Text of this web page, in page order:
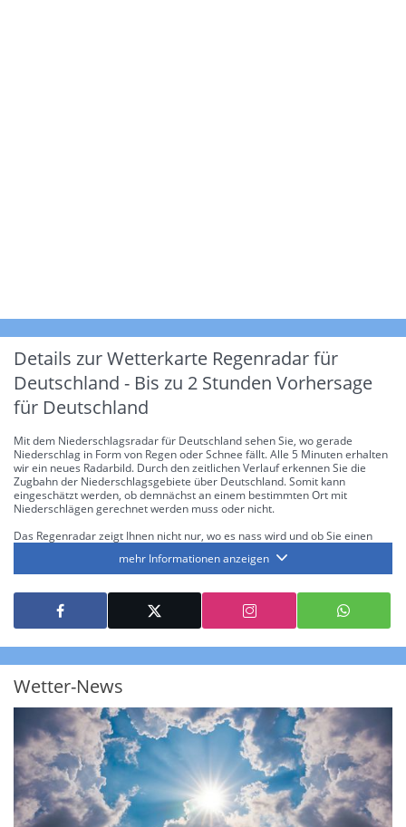
Details zur Wetterkarte Regenradar für
Deutschland - Bis zu 2 Stunden Vorhersage
für Deutschland
Mit dem Niederschlagsradar für Deutschland sehen Sie, wo gerade
Niederschlag in Form von Regen oder Schnee fällt. Alle 5 Minuten erhalten
wir ein neues Radarbild. Durch den zeitlichen Verlauf erkennen Sie die
Zugbahn der Niederschlagsgebiete über Deutschland. Somit kann
eingeschätzt werden, ob demnächst an einem bestimmten Ort mit
Niederschlägen gerechnet werden muss oder nicht.
Das Regenradar zeigt Ihnen nicht nur, wo es nass wird und ob Sie einen
die Niederschlagsintensität. Diese bezieht sich laut offiziellen Richtlinien
jeweils auf die Niederschlagsmenge in l/m² pro Stunde Regen- bzw.
Schneefall. Die 6 Stufen sind wie folgt gegliedert: Die hellen Blautöne
symbolisieren leichte bis mäßige Regen- bzw. Schneefälle mit einer
Intensität bis 8.1 l/m² pro Stunde. Dunkelblau repräsentiert mäßige bis
starke Niederschläge bis 35 l/m² pro Stunde. Hier können bereits Gewitter
auftreten. Extreme bzw. unwetterartige Niederschlagsereignisse mit
über 150 l/m² pro Stunde an. Solche
Neben der Niederschlagsintensität kann auch die Zuggeschwindigkeit der
Niederschlagsgebiete und damit die Niederschlagsdauer abgeschätzt
werden. Neben der 5-minütigen Radaraufzeichnung gibt es eine
Niederschlagsprognosefür die nächsten 2 Stunden. So sehen Sie genau,
wann und wo in Deutschland mit Regen oder Schneefall zu rechnen ist bzw.
kennen zu jeder Zeit den genauen Verlauf einer Niederschlagsfront.
mehr Informationen anzeigen
Wetter-News